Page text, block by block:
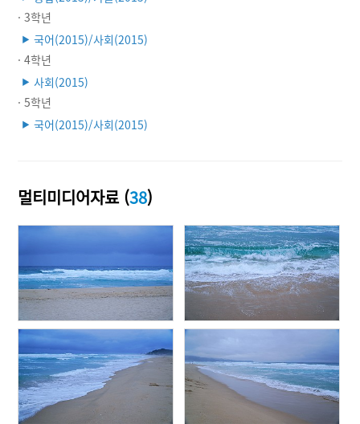
· 3학년
▶ 국어(2015)/사회(2015)
· 4학년
▶ 사회(2015)
· 5학년
▶ 국어(2015)/사회(2015)
멀티미디어자료 (38)